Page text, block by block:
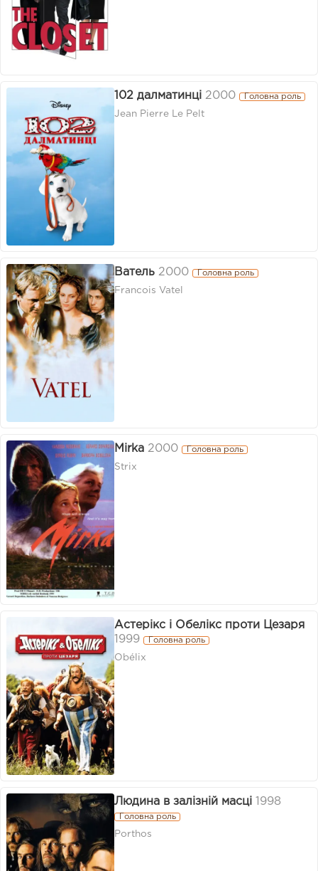
102 далматинці 2000 Головна роль
Jean Pierre Le Pelt
Ватель 2000 Головна роль
Francois Vatel
Mirka 2000 Головна роль
Strix
Астерікс і Обелікс проти Цезаря
1999
Головна роль
Obélix
Людина в залізній масці 1998
Головна роль
Porthos